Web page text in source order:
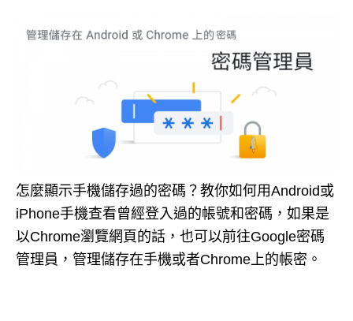
怎麼顯示手機儲存過的密碼？教你如何用Android或
iPhone手機查看曾經登入過的帳號和密碼，如果是
以Chrome瀏覽網頁的話，也可以前往Google密碼
管理員，管理儲存在手機或者Chrome上的帳密。